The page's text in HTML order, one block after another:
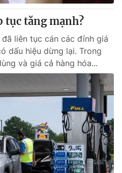
tục tăng mạnh?
liên tục cán các đỉnh giá
dấu hiệu dừng lại. Trong
và giá cả hàng hóa...